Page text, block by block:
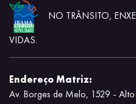
NO TRÂNSITO,
VIDAS.
Endereço Matriz:
Av. Borges de Melo, 1529 -